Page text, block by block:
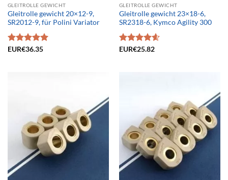
GLEITROLLE GEWICHT
Gleitrolle gewicht 20×12-9,
SR2012-9, für Polini Variator
Bewertet
EUR€36.35
GLEITROLLE GEWICHT
Gleitrolle gewicht 23×18-6,
SR2318-6, Kymco Agility 300
Bewertet
EUR€25.82